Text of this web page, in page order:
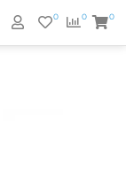
0
0 0